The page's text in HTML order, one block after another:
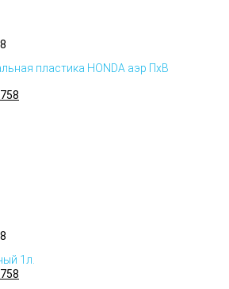
пластика HONDA аэр ПхВ
1л.